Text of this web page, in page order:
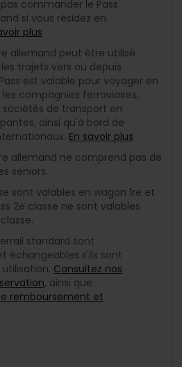
commander le Pass
si vous résidez en
plus
allemand peut être utilisé
trajets vers ou depuis
est valable pour voyager en
compagnies ferroviaires,
de transport en
ainsi qu'à bord de
En savoir plus
allemand ne comprend pas de
seniors.
sont valables en wagon 1re et
2e classe ne sont valables
standard sont
échangeables s'ils sont
Consultez nos
, ainsi que
remboursement et